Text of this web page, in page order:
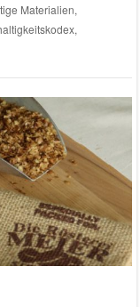
Materialien,
,